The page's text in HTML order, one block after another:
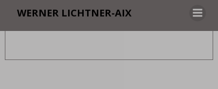
Inhalt
springen
WERNER LICHTNER-AIX